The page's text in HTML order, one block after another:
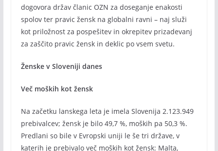
dogovora držav članic OZN za doseganje enakosti
spolov ter pravic žensk na globalni ravni – naj služi
kot priložnost za pospešitev in okrepitev prizadevanj
za zaščito pravic žensk in deklic po vsem svetu.
Ženske v Sloveniji danes
Več moških kot žensk
Na začetku lanskega leta je imela Slovenija 2.123.949
prebivalcev; žensk je bilo 49,7 %, moških pa 50,3 %.
Predlani so bile v Evropski uniji le še tri države, v
katerih je prebivalo več moških kot žensk: Malta,